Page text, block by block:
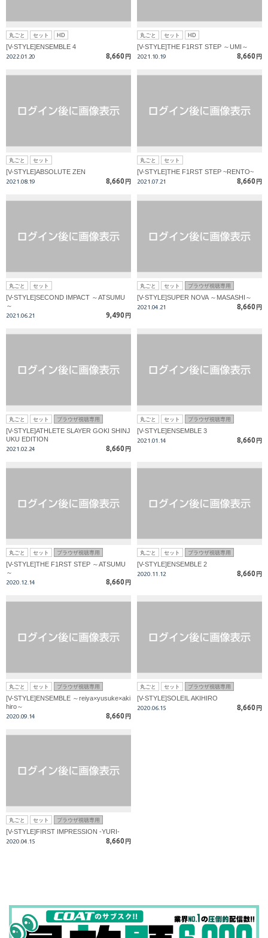
丸ごと セット HD
[V-STYLE]ENSEMBLE 4
2022.01.20 8,660 円
丸ごと セット HD
[V-STYLE]THE F1RST STEP ～UMI～
2021.10.19 8,660 円
丸ごと セット
[V-STYLE]ABSOLUTE ZEN
2021.08.19 8,660 円
丸ごと セット
[V-STYLE]THE F1RST STEP ~RENTO~
2021.07.21 8,660 円
丸ごと セット
[V-STYLE]SECOND IMPACT ～ATSUMU
～
2021.06.21 9,490 円
丸ごと セット ブラウザ視聴専用
[V-STYLE]SUPER NOVA ～MASASHI～
2021.04.21 8,660 円
丸ごと セット ブラウザ視聴専用
[V-STYLE]ATHLETE SLAYER GOKI SHINJ
UKU EDITION
2021.02.24 8,660 円
丸ごと セット ブラウザ視聴専用
[V-STYLE]ENSEMBLE 3
2021.01.14 8,660 円
丸ごと セット ブラウザ視聴専用
[V-STYLE]THE F1RST STEP ～ATSUMU
～
2020.12.14 8,660 円
丸ごと セット ブラウザ視聴専用
[V-STYLE]ENSEMBLE 2
2020.11.12 8,660 円
丸ごと セット ブラウザ視聴専用
[V-STYLE]ENSEMBLE ～reiya×yusuke×aki
hiro～
2020.09.14 8,660 円
丸ごと セット ブラウザ視聴専用
[V-STYLE]SOLEIL AKIHIRO
2020.06.15 8,660 円
丸ごと セット ブラウザ視聴専用
[V-STYLE]FIRST IMPRESSION -YURI-
2020.04.15 8,660 円